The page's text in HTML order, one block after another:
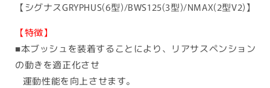
【シグナスGRYPHUS(6型)/BWS125(3型)/NMAX(2型V2)】
【特徴】
■本ブッシュを装着することにより、リアサスペンション
の動きを適正化させ
運動性能を向上させます。